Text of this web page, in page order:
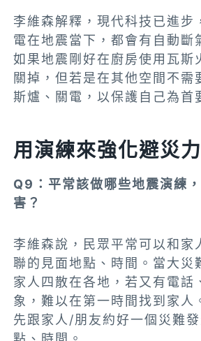
李維森解釋，現代科技已進步
電在地震當下，都會有自動斷
如果地震剛好在廚房使用瓦斯
關掉，但若是在其他空間 不需
斯爐、關電，以保護自己為首
用演練來強化避災
Q9：平常該做哪些地震演練
害？
李維森說， 民眾平常可以和家
聯的見面地點、時間 。當大災
家人四散在各地，若又有電話
象，難以在第一時間找到家人
先跟家人/朋友約好一個災難